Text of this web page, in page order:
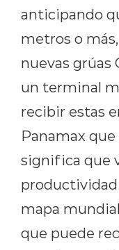
anticipando
metros o
nuevas grúas
un terminal
recibir estas
Panamax que
significa que
productividad
mapa
que puede